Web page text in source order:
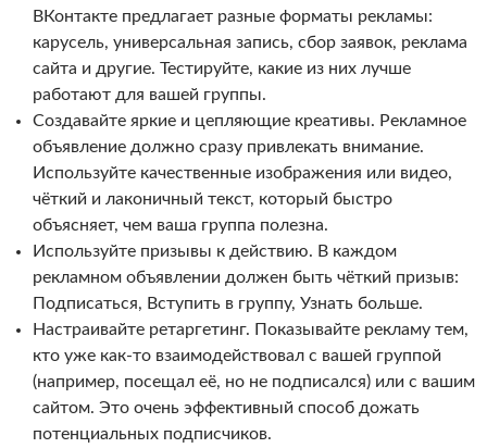
ВКонтакте предлагает разные форматы рекламы:
карусель, универсальная запись, сбор заявок, реклама
сайта и другие. Тестируйте, какие из них лучше
работают для вашей группы.
Создавайте яркие и цепляющие креативы. Рекламное
объявление должно сразу привлекать внимание.
Используйте качественные изображения или видео,
чёткий и лаконичный текст, который быстро
объясняет, чем ваша группа полезна.
Используйте призывы к действию. В каждом
рекламном объявлении должен быть чёткий призыв:
Подписаться, Вступить в группу, Узнать больше.
Настраивайте ретаргетинг. Показывайте рекламу тем,
кто уже как-то взаимодействовал с вашей группой
(например, посещал её, но не подписался) или с вашим
сайтом. Это очень эффективный способ дожать
потенциальных подписчиков.